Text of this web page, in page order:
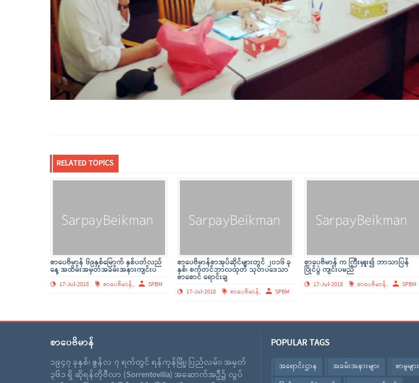
RELATED TOPICS
စာပေဗိမာန် ၆၉နှစ်မြောက် နှစ်ပတ်လည်
နေ့ အထိမ်းအမှတ်အခမ်းအနားကျင်းပ
17-Jul-2018 စာပေဗိမာန်, SPBM
စာပေဗိမာန်စာအုပ်ဆိုင်များတွင် ၂၀၁၆ ခု
နှစ်၊ စက်တင်ဘာလထုတ် သုတပဒေသာ
စာစောင် ရောင်းချ
17-Jul-2018 စာပေဗိမာန်, SPBM
စာပေဗိမာန် က ကြီးမှူး၍ ဘာသာပြန်
ပြိုင်ပွဲ ကျင်းပမည်
17-Jul-2018 စာပေဗိမာန်, SPBM
စာပေဗိမာန်
၁၉၄၇ ခုနှစ်၊ ဇွန်လ ၇ ရက်တွင် ရန်ကုန်မြို့၊ ပြည်လမ်း၊ အမှတ်
၃၆၁ ရှိ ဆိုရန်တိုဗီလာ (Sorrentovilla) အဆောက်အဦ၌ လွပ်
POPULAR TAGS
အရောင်းဌာန အခမ်းအနားများ
စာမူများ